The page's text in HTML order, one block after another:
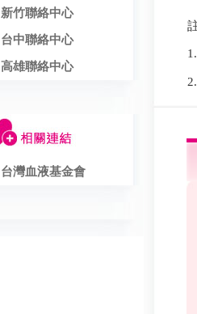
新竹聯絡中心
台中聯絡中心
高雄聯絡中心
台灣血液基金會